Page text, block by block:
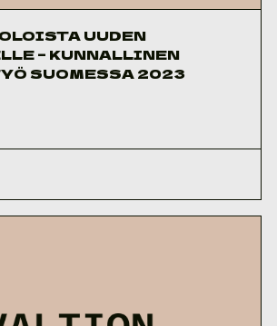
UUDEN
– KUNNALLINEN
SUOMESSA 2023